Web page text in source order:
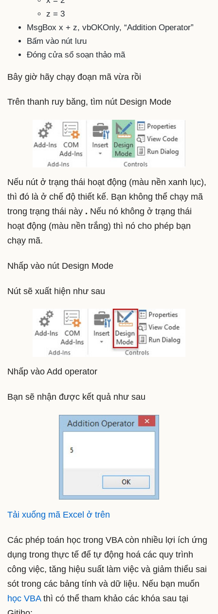
z = 3
MsgBox x + z, vbOKOnly, “Addition Operator”
Bấm vào nút lưu
Đóng cửa sổ soạn thảo mã
Bây giờ hãy chạy đoạn mã vừa rồi
Trên thanh ruy băng, tìm nút Design Mode
Nếu nút ở trạng thái hoạt động (màu nền xanh lục),
thì đó là ở chế độ thiết kế. Bạn không thể chạy mã
trong trạng thái này . Nếu nó không ở trạng thái
hoạt động (màu nền trắng) thì nó cho phép bạn
chạy mã.
Nhấp vào nút Design Mode
Nút sẽ xuất hiện như sau
Nhấp vào Add operator
Bạn sẽ nhận được kết quả như sau
Tải xuống mã Excel ở trên
Các phép toán học trong VBA còn nhiều lợi ích ứng
dụng trong thực tế để tự động hoá các quy trình
công việc, tăng hiệu suất làm việc và giảm thiểu sai
sót trong các bảng tính và dữ liệu. Nếu bạn muốn
học VBAthì có thể tham khảo các khóa sau tại